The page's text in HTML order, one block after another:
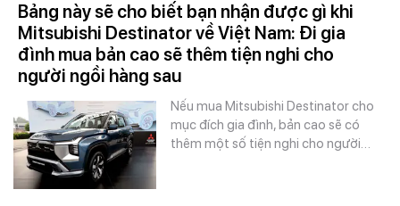
Bảng này sẽ cho biết bạn nhận được gì khi
Mitsubishi Destinator về Việt Nam: Đi gia
đình mua bản cao sẽ thêm tiện nghi cho
người ngồi hàng sau
Nếu mua Mitsubishi Destinator cho
mục đích gia đình, bản cao sẽ có
thêm một số tiện nghi cho người…